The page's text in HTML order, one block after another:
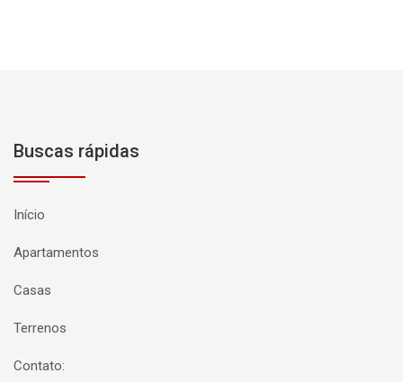
Buscas rápidas
Início
Apartamentos
Casas
Terrenos
Contato: